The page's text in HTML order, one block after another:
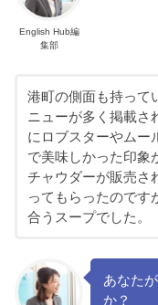
English Hub編
集部
港町の側面も持って
ニューが多く掲載さ
にロブスターやムー
で美味しかった印象
チャウダーが販売さ
ってもらったのです
合うスープでした。
あなた
か？